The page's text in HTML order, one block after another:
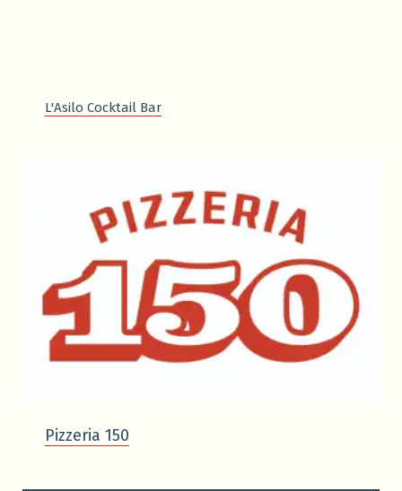
L'Asilo Cocktail Bar
Pizzeria 150